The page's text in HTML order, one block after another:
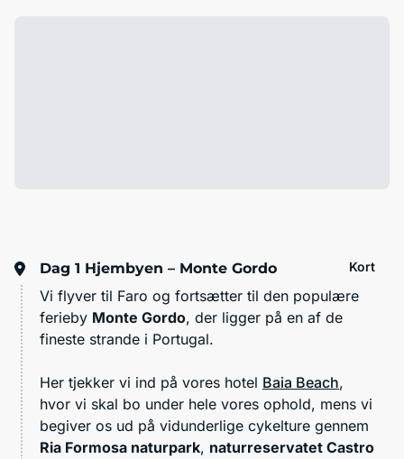
Dag 1 Hjembyen – Monte Gordo Kort
Vi flyver til Faro og fortsætter til den populære
ferieby Monte Gordo, der ligger på en af de
fineste strande i Portugal.
Her tjekker vi ind på vores hotel Baia Beach,
hvor vi skal bo under hele vores ophold, mens vi
begiver os ud på vidunderlige cykelture gennem
Ria Formosa naturpark, naturreservatet Castro